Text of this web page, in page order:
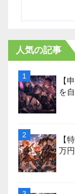
人気の記事
【
を
【
万